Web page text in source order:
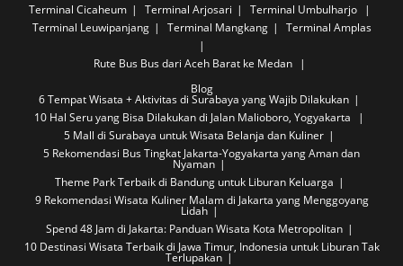
Terminal Cicaheum
Terminal Arjosari
Terminal Umbulharjo
Terminal Leuwipanjang
Terminal Mangkang Terminal Amplas
Rute Bus Bus dari Aceh Barat ke Medan
Blog
6 Tempat Wisata + Aktivitas di Surabaya yang Wajib Dilakukan
10 Hal Seru yang Bisa Dilakukan di Jalan Malioboro, Yogyakarta
5 Mall di Surabaya untuk Wisata Belanja dan Kuliner
5 Rekomendasi Bus Tingkat Jakarta-Yogyakarta yang Aman dan
Nyaman
Theme Park Terbaik di Bandung untuk Liburan Keluarga
9 Rekomendasi Wisata Kuliner Malam di Jakarta yang Menggoyang
Lidah
Spend 48 Jam di Jakarta: Panduan Wisata Kota Metropolitan
10 Destinasi Wisata Terbaik di Jawa Timur, Indonesia untuk Liburan Tak
Terlupakan